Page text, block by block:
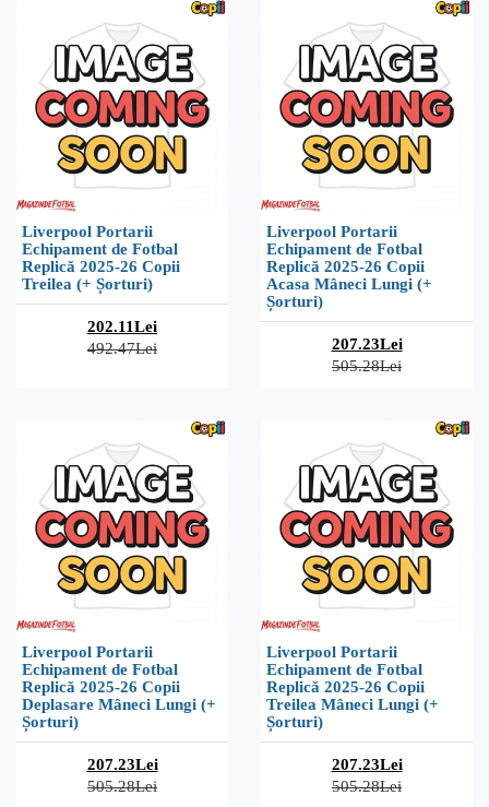
Liverpool Portarii
Echipament de Fotbal
Replică 2025-26 Copii
Treilea (+ Șorturi)
202.11Lei
492.47Lei
Liverpool Portarii
Echipament de Fotbal
Replică 2025-26 Copii
Acasa Mâneci Lungi (+
Șorturi)
207.23Lei
505.28Lei
Liverpool Portarii
Echipament de Fotbal
Replică 2025-26 Copii
Deplasare Mâneci Lungi (+
Șorturi)
207.23Lei
505.28Lei
Liverpool Portarii
Echipament de Fotbal
Replică 2025-26 Copii
Treilea Mâneci Lungi (+
Șorturi)
207.23Lei
505.28Lei